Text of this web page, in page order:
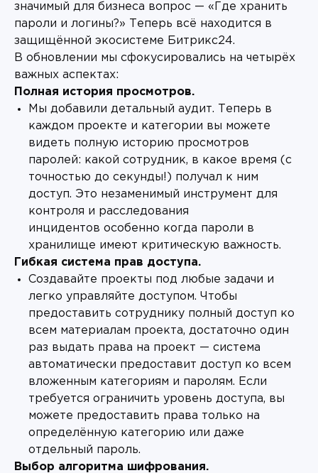
значимый для бизнеса вопрос — «Где хранить
пароли и логины?» Теперь всё находится в
защищённой экосистеме Битрикс24.
В обновлении мы сфокусировались на четырёх
важных аспектах:
Полная история просмотров.
Мы добавили детальный аудит. Теперь в
каждом проекте и категории вы можете
видеть полную историю просмотров
паролей: какой сотрудник, в какое время (с
точностью до секунды!) получал к ним
доступ. Это незаменимый инструмент для
контроля и расследования
инцидентов особенно когда пароли в
хранилище имеют критическую важность.
Гибкая система прав доступа.
Создавайте проекты под любые задачи и
легко управляйте доступом. Чтобы
предоставить сотруднику полный доступ ко
всем материалам проекта, достаточно один
раз выдать права на проект — система
автоматически предоставит доступ ко всем
вложенным категориям и паролям. Если
требуется ограничить уровень доступа, вы
можете предоставить права только на
определённую категорию или даже
отдельный пароль.
Выбор алгоритма шифрования.